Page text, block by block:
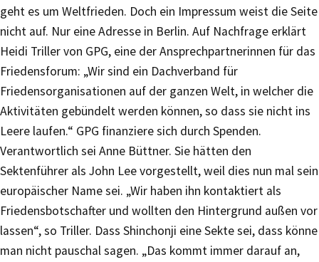
geht es um Weltfrieden. Doch ein Impressum weist die Seite
nicht auf. Nur eine Adresse in Berlin. Auf Nachfrage erklärt
Heidi Triller von GPG, eine der Ansprechpartnerinnen für das
Friedensforum: „Wir sind ein Dachverband für
Friedensorganisationen auf der ganzen Welt, in welcher die
Aktivitäten gebündelt werden können, so dass sie nicht ins
Leere laufen.“ GPG finanziere sich durch Spenden.
Verantwortlich sei Anne Büttner. Sie hätten den
Sektenführer als John Lee vorgestellt, weil dies nun mal sein
europäischer Name sei. „Wir haben ihn kontaktiert als
Friedensbotschafter und wollten den Hintergrund außen vor
lassen“, so Triller. Dass Shinchonji eine Sekte sei, dass könne
man nicht pauschal sagen. „Das kommt immer darauf an,